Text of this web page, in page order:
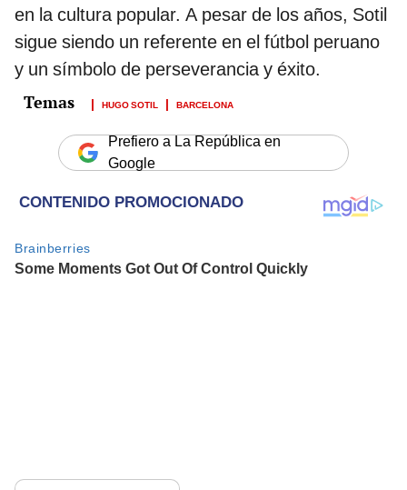
en la cultura popular. A pesar de los años, Sotil
sigue siendo un referente en el fútbol peruano
y un símbolo de perseverancia y éxito.
HUGO SOTIL BARCELONA
Prefiero a La República en
Google